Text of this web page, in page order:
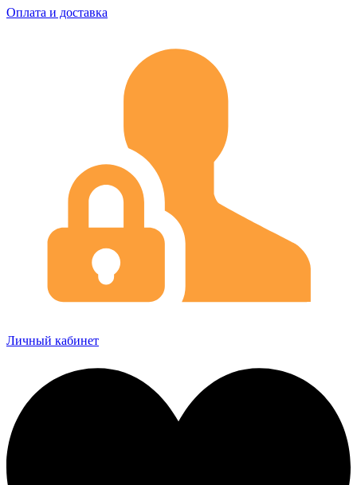
Оплата и доставка
Личный кабинет